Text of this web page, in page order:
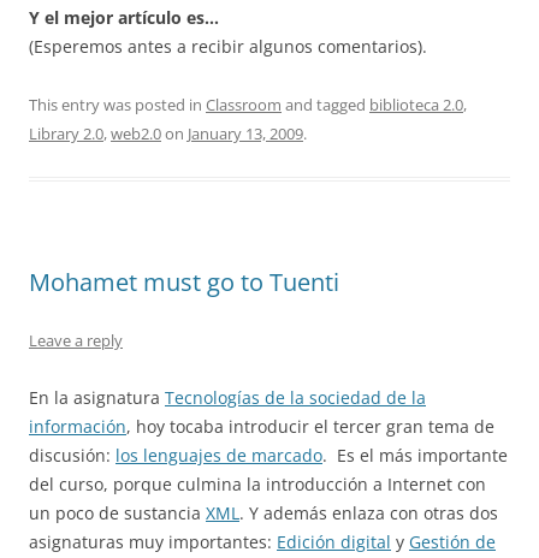
Y el mejor artículo es…
(Esperemos antes a recibir algunos comentarios).
This entry was posted in Classroom and tagged biblioteca 2.0,
Library 2.0,web2.0on January 13, 2009.
Mohamet must go to Tuenti
Leave a reply
En la asignatura Tecnologías de la sociedad de la
información, hoy tocaba introducir el tercer gran tema de
discusión: los lenguajes de marcado. Es el más importante
del curso, porque culmina la introducción a Internet con
un poco de sustancia XML. Y además enlaza con otras dos
asignaturas muy importantes: Edición digital y Gestión de